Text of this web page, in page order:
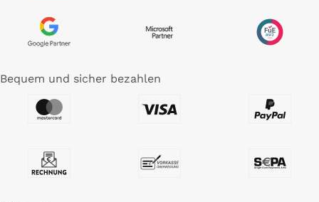
Bequem und sicher bezahlen